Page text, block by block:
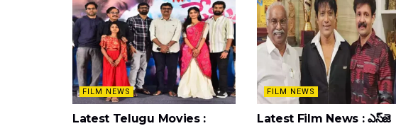
FILM NEWS
Latest Telugu Movies :
FILM NEWS
Latest Film News : ఎస్‌జె